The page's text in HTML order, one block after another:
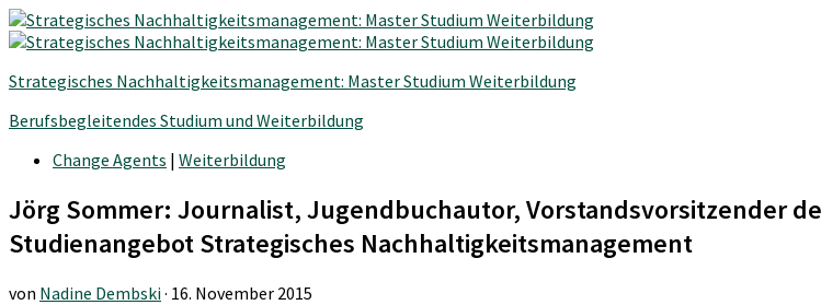
Strategisches Nachhaltigkeitsmanagement: Master Studium Weiterbildung
Berufsbegleitendes Studium und Weiterbildung
Change Agents | Weiterbildung
Jörg Sommer: Journalist, Jugendbuchautor, Vorstandsvorsitzender
Studienangebot Strategisches Nachhaltigkeitsmanagement
von Nadine Dembski· 16. November 2015